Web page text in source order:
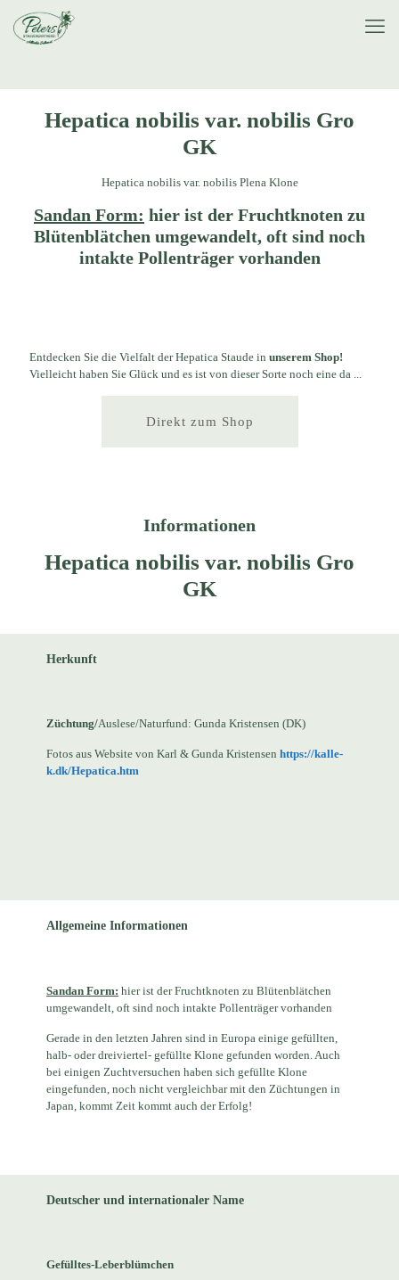
Hepatica nobilis var. nobilis Gro
GK
Hepatica nobilis var. nobilis Plena Klone
Sandan Form: hier ist der Fruchtknoten zu
Blütenblätchen umgewandelt, oft sind noch
intakte Pollenträger vorhanden
Entdecken Sie die Vielfalt der Hepatica Staude in unserem Shop!
Vielleicht haben Sie Glück und es ist von dieser Sorte noch eine da ...
Direkt zum Shop
Informationen
Hepatica nobilis var. nobilis Gro
GK
Herkunft
Züchtung/Auslese/Naturfund: Gunda Kristensen (DK)
Fotos aus Website von Karl & Gunda Kristensenhttps://kalle-
k.dk/Hepatica.htm
Allgemeine Informationen
Sandan Form: hier ist der Fruchtknoten zu Blütenblätchen
umgewandelt, oft sind noch intakte Pollenträger vorhanden
Gerade in den letzten Jahren sind in Europa einige gefüllten,
halb- oder dreiviertel- gefüllte Klone gefunden worden. Auch
bei einigen Zuchtversuchen haben sich gefüllte Klone
eingefunden, noch nicht vergleichbar mit den Züchtungen in
Japan, kommt Zeit kommt auch der Erfolg!
Deutscher und internationaler Name
Gefülltes-Leberblümchen